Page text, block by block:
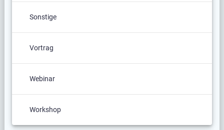
Sonstige
Vortrag
Webinar
Workshop